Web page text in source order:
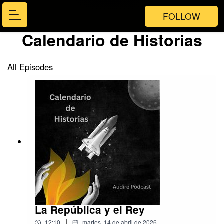
FOLLOW
Calendario de Historias
All Episodes
La República y el Rey